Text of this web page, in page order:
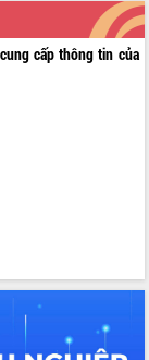
cấp thông tin của